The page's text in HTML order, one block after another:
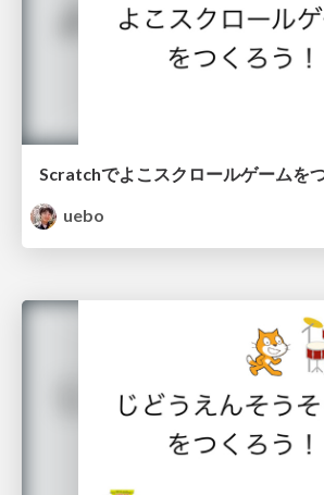
Scratchでよこスクロールゲームを
uebo